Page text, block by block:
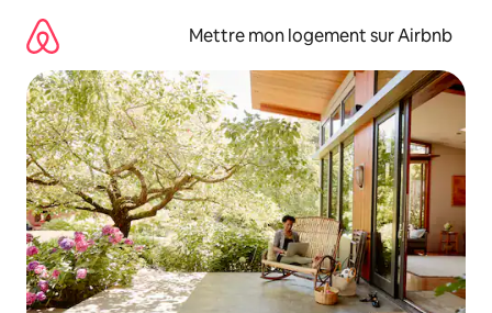
directement
contenu
Mettre mon logement sur Airbnb